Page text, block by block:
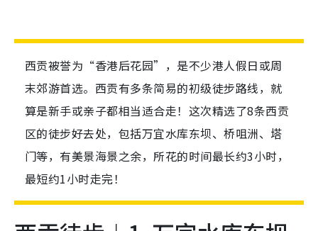
西贡被誉为“香港后花园”，是不少港人假日或周
末郊游首选。西贡有多条简易的初级徒步路线，就
算是新手或亲子都相当适合走！这次精选了8条西贡
区的徒步好去处，包括万宜水库东坝、桥咀洲、塔
门等，有美景海景之余，所花的时间最长约3小时，
最短约1小时走完！